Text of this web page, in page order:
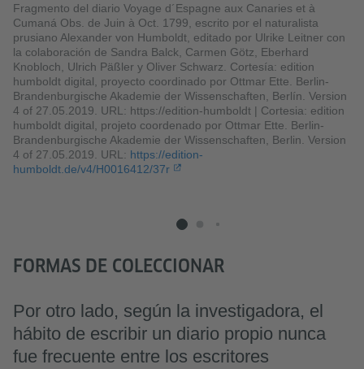
Fragmento del diario Voyage d´Espagne aux Canaries et à
Cumaná Obs. de Juin à Oct. 1799, escrito por el naturalista
prusiano Alexander von Humboldt, editado por Ulrike Leitner con
la colaboración de Sandra Balck, Carmen Götz, Eberhard
Knobloch, Ulrich Päßler y Oliver Schwarz. Cortesía: edition
humboldt digital, proyecto coordinado por Ottmar Ette. Berlin-
Brandenburgische Akademie der Wissenschaften, Berlín. Version
4 of 27.05.2019. URL: https://edition-humboldt | Cortesia: edition
humboldt digital, projeto coordenado por Ottmar Ette. Berlin-
Brandenburgische Akademie der Wissenschaften, Berlin. Version
4 of 27.05.2019. URL: https://edition-
humboldt.de/v4/H0016412/37r
FORMAS DE COLECCIONAR
Por otro lado, según la investigadora, el
hábito de escribir un diario propio nunca
fue frecuente entre los escritores